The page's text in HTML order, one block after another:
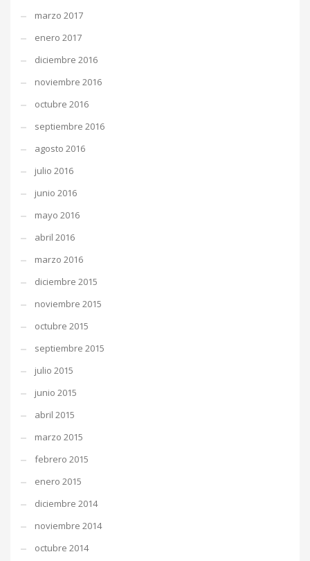
marzo 2017
enero 2017
diciembre 2016
noviembre 2016
octubre 2016
septiembre 2016
agosto 2016
julio 2016
junio 2016
mayo 2016
abril 2016
marzo 2016
diciembre 2015
noviembre 2015
octubre 2015
septiembre 2015
julio 2015
junio 2015
abril 2015
marzo 2015
febrero 2015
enero 2015
diciembre 2014
noviembre 2014
octubre 2014